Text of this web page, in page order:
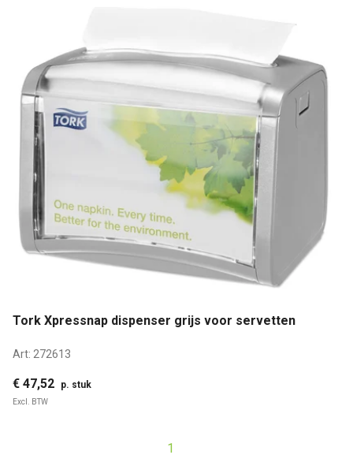
Tork Xpressnap dispenser grijs voor servetten
Art: 272613
€ 47,52 p. stuk
Excl. BTW
1